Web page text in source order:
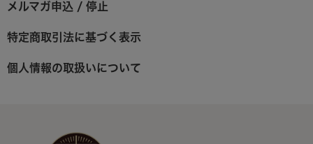
メルマガ申込 / 停止
特定商取引法に基づく表示
個人情報の取扱いについて